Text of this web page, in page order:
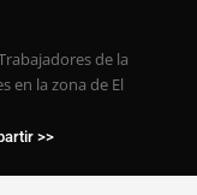
de la
en la zona de El
>>